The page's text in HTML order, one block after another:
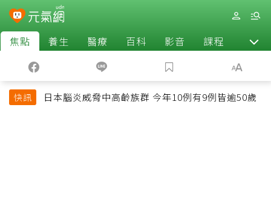
焦點 養生 醫療 百科 影音 課程 退休
快訊 日本腦炎威脅中高齡族群 今年10例有9例皆逾50歲